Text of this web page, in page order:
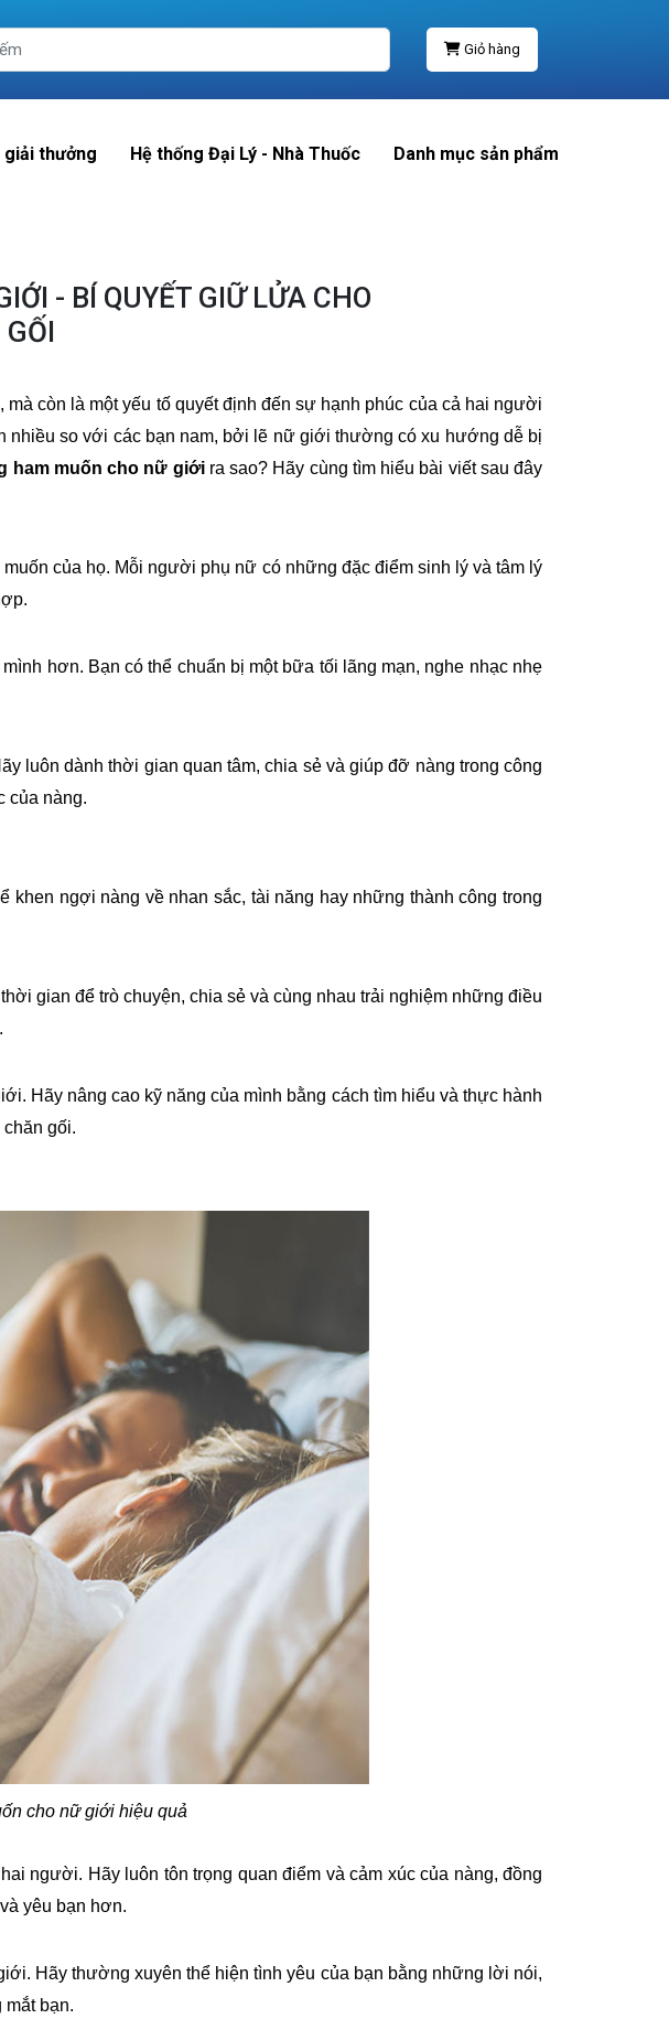
Giỏ hàng
giải thưởng Hệ thống Đại Lý - Nhà Thuốc Danh mục sản phẩm
- BÍ QUYẾT GIỮ LỬA CHO
còn là một yếu tố quyết định đến sự hạnh phúc của cả hai người
nhiều so với các bạn nam, bởi lẽ nữ giới thường có xu hướng dễ bị
ham muốn cho nữ giớira sao? Hãy cùng tìm hiểu bài viết sau đây
của họ. Mỗi người phụ nữ có những đặc điểm sinh lý và tâm lý
hơn. Bạn có thể chuẩn bị một bữa tối lãng mạn, nghe nhạc nhẹ
luôn dành thời gian quan tâm, chia sẻ và giúp đỡ nàng trong công
của nàng.
ngợi nàng về nhan sắc, tài năng hay những thành công trong
gian để trò chuyện, chia sẻ và cùng nhau trải nghiệm những điều
Hãy nâng cao kỹ năng của mình bằng cách tìm hiểu và thực hành
gối.
cho nữ giới hiệu quả
người. Hãy luôn tôn trọng quan điểm và cảm xúc của nàng, đồng
yêu bạn hơn.
Hãy thường xuyên thể hiện tình yêu của bạn bằng những lời nói,
mắt bạn.